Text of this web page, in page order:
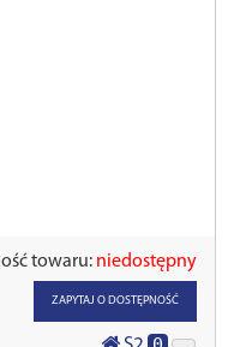
towaru: niedostępny
ZAPYTAJ O DOSTĘPNOŚĆ